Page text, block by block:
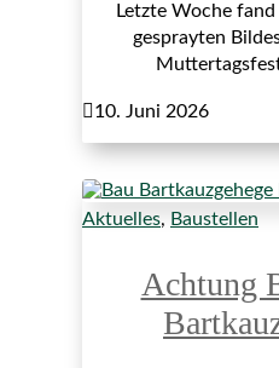
Letzte Woche
gesprayten
10. Juni 2026
Aktuelles, Baustellen
Achtung